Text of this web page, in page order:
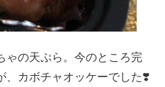
ゃの天ぷら。今のところ完
、カボチャオッケーでした❣️